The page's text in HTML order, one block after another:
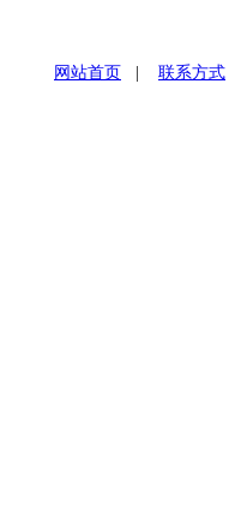
网站首页 联系方式